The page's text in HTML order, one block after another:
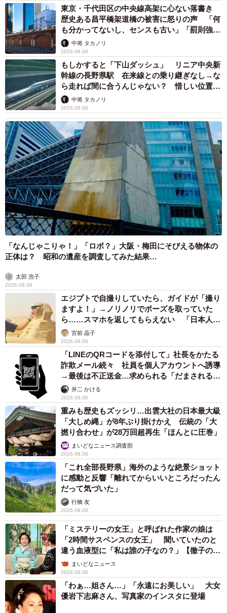
東京・千代田区の中央線高架に心ない落書き
歴史ある昌平橋架道橋の被害に怒りの声 「何
も分かってないし、センスも古い」「罰則強化
して」中将 タカノリ
2026.08.06
もしかすると「下山ダッシュ」 リニア中央新
幹線の長野県駅 在来線との乗り継ぎなし→な
ら走れば間に合うんじゃない？ 惜しい位置関
係が反響
中将 タカノリ
2026.08.06
「なんじゃこりゃ！」「ロボ？」大阪・梅田にそびえる物体の
正体は？ 昭和の遺産を調査してみた結果…
太田 浩子
2026.08.06
エジプトで自撮りしていたら、ガイドが「撮り
ますよ！」→ノリノリでポーズを取っていた
ら……スマホを返してもらえない 「日本人は
カモ代表かも」「私は6時間で3万円払った」
宮前 晶子
2026.08.06
「LINEのQRコードを添付して」社長をかたる
詐欺メール続々 社員を個人アカウントへ誘導
→最後は不正送金…求められる「だまされる前
提」の対策
井二 かける
2026.08.06
重みも歴史もズッシリ…出雲大社の日本最大級
「大しめ縄」が8年ぶり掛けかえ 伝統の「大
撚り合わせ」が28万回超再生「ほんとに圧巻」
まいどなニュース調査部
2026.08.06
「これ全部長野県」海外のような絶景ショット
に感動と反響「離れてからいいところだったん
だって気づいた」
行橋 友
2026.08.06
「ミステリーの女王」と呼ばれた作家の娘は
「2時間サスペンスの女王」 聞いていたのと
違う血液型に「私は誰の子なの？」【徹子の部
屋】まいどなニュース
2026.08.06
「わぁ…姐さん…」「永遠にお美しい」 大女
優岩下志麻さん、写真家のインスタに登場